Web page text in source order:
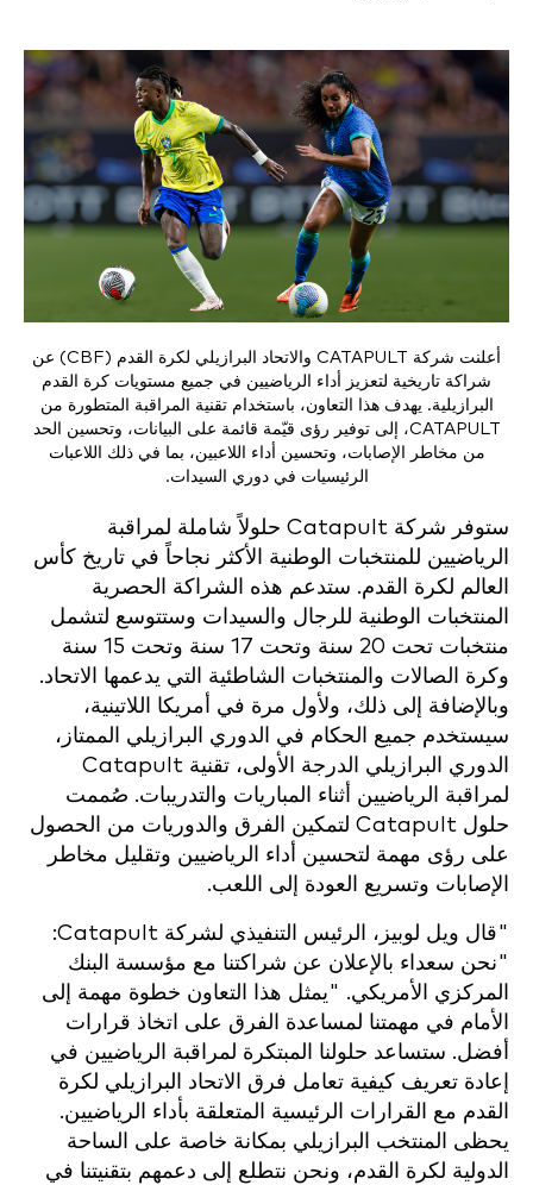
أعلنت شركة CATAPULT والاتحاد البرازيلي لكرة القدم (CBF) عن
شراكة تاريخية لتعزيز أداء الرياضيين في جميع مستويات كرة القدم
البرازيلية. يهدف هذا التعاون، باستخدام تقنية المراقبة المتطورة من
CATAPULT، إلى توفير رؤى قيّمة قائمة على البيانات، وتحسين الحد
من مخاطر الإصابات، وتحسين أداء اللاعبين، بما في ذلك اللاعبات
الرئيسيات في دوري السيدات.
ستوفر شركة Catapult حلولاً شاملة لمراقبة
الرياضيين للمنتخبات الوطنية الأكثر نجاحاً في تاريخ كأس
العالم لكرة القدم. ستدعم هذه الشراكة الحصرية
المنتخبات الوطنية للرجال والسيدات وستتوسع لتشمل
منتخبات تحت 20 سنة وتحت 17 سنة وتحت 15 سنة
وكرة الصالات والمنتخبات الشاطئية التي يدعمها الاتحاد.
وبالإضافة إلى ذلك، ولأول مرة في أمريكا اللاتينية،
سيستخدم جميع الحكام في الدوري البرازيلي الممتاز،
الدوري البرازيلي الدرجة الأولى، تقنية Catapult
لمراقبة الرياضيين أثناء المباريات والتدريبات. صُممت
حلول Catapult لتمكين الفرق والدوريات من الحصول
على رؤى مهمة لتحسين أداء الرياضيين وتقليل مخاطر
الإصابات وتسريع العودة إلى اللعب.
"قال ويل لوبيز، الرئيس التنفيذي لشركة Catapult:
"نحن سعداء بالإعلان عن شراكتنا مع مؤسسة البنك
المركزي الأمريكي. "يمثل هذا التعاون خطوة مهمة إلى
الأمام في مهمتنا لمساعدة الفرق على اتخاذ قرارات
أفضل. ستساعد حلولنا المبتكرة لمراقبة الرياضيين في
إعادة تعريف كيفية تعامل فرق الاتحاد البرازيلي لكرة
القدم مع القرارات الرئيسية المتعلقة بأداء الرياضيين.
يحظى المنتخب البرازيلي بمكانة خاصة على الساحة
الدولية لكرة القدم، ونحن نتطلع إلى دعمهم بتقنيتنا في